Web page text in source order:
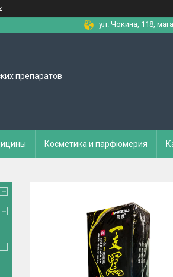
ул. Чокина, 118,
препаратов
Косметика и парфюмерия